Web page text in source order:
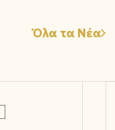
Όλα τα Νέα